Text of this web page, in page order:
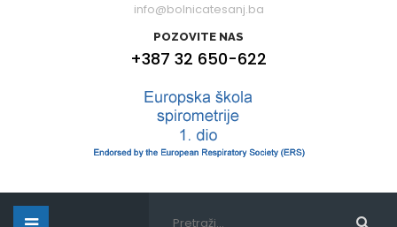
info@bolnicatesanj.ba
POZOVITE NAS
+387 32 650-622